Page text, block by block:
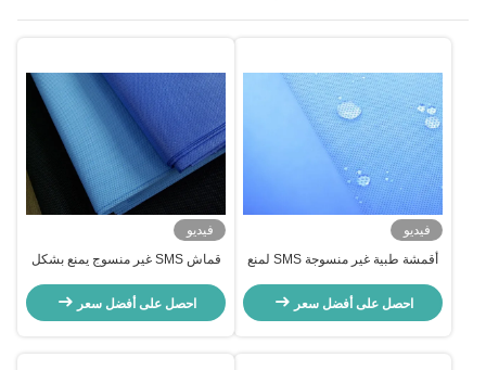
فيديو
أقمشة طبية غير منسوجة SMS لمنع
احصل على أفضل سعر
فيديو
قماش SMS غير منسوج يمنع بشكل
احصل على أفضل سعر